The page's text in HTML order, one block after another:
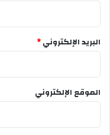
البريد الإلكتروني*
الموقع الإلكتروني